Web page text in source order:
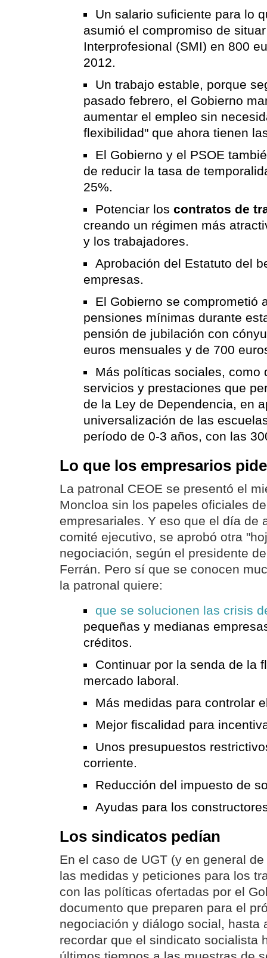
Un salario suficiente para lo
asumió el compromiso de
Interprofesional (SMI) en 800
2012.
Un trabajo estable, porque
pasado febrero, el Gobierno
aumentar el empleo sin
flexibilidad" que ahora tienen
El Gobierno y el PSOE
de reducir la tasa de
25%.
Potenciar los contratos de
creando un régimen más
y los trabajadores.
Aprobación del Estatuto del
empresas.
El Gobierno se comprometió
pensiones mínimas durante
pensión de jubilación con
euros mensuales y de 700
Más políticas sociales, como
servicios y prestaciones que
de la Ley de Dependencia, en
universalización de las
período de 0-3 años, con las
Lo que los empresarios
La patronal CEOE se presentó el
Moncloa sin los papeles oficiales
empresariales. Y eso que el día de
comité ejecutivo, se aprobó otra
negociación, según el presidente
Ferrán. Pero sí que se conocen
la patronal quiere:
que se solucionen las crisis
pequeñas y medianas
créditos.
Continuar por la senda de la
mercado laboral.
Más medidas para controlar
Mejor fiscalidad para
Unos presupuestos
corriente.
Reducción del impuesto de
Ayudas para los
Los sindicatos pedían
En el caso de UGT (y en general
las medidas y peticiones para los
con las políticas ofertadas por el
documento que preparen para el
negociación y diálogo social, hasta
recordar que el sindicato socialista